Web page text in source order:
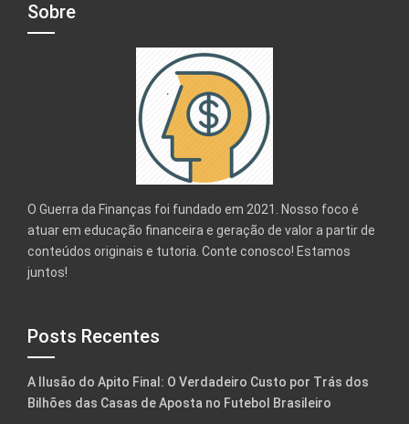
Sobre
O Guerra da Finanças foi fundado em 2021. Nosso foco é
atuar em educação financeira e geração de valor a partir de
conteúdos originais e tutoria. Conte conosco! Estamos
juntos!
Posts Recentes
A Ilusão do Apito Final: O Verdadeiro Custo por Trás dos
Bilhões das Casas de Aposta no Futebol Brasileiro